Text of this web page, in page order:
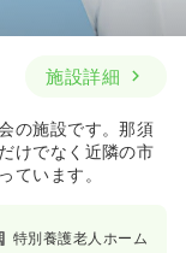
施設詳細
の施設です。那須
けでなく近隣の市
ています。
特別養護老人ホーム